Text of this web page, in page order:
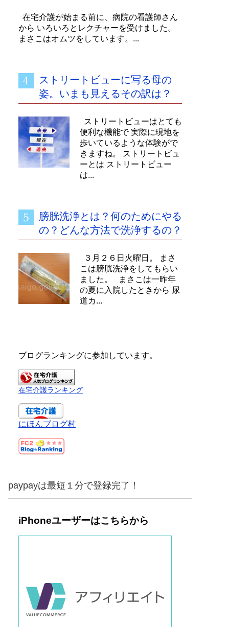
在宅介護が始まる前に、病院の看護師さん
から いろいろとレクチャーを受けました。
まさこはオムツをしています。...
ストリートビューに写る母の
姿。いまも見えるその訳は？
ストリートビューはとても
便利な機能で 実際に現地を
歩いているような体験がで
きますね。 ストリートビュ
ーとは ストリートビュー
は...
膀胱洗浄とは？何のためにやる
の？どんな方法で洗浄するの？
３月２６日火曜日。 まさ
こは膀胱洗浄をしてもらい
ました。 まさこは一昨年
の夏に入院したときから 尿
道カ...
ブログランキングに参加しています。
在宅介護ランキング
にほんブログ村
paypayは最短１分で登録完了！
iPhoneユーザーはこちらから